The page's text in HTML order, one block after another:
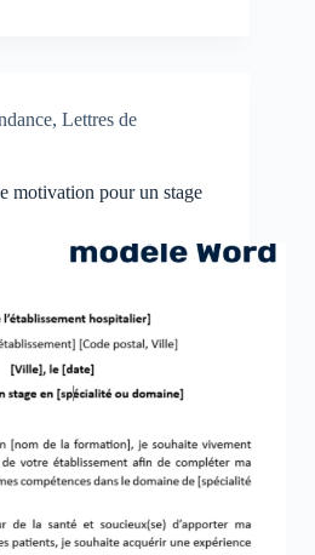
, Lettres de
motivation pour un stage